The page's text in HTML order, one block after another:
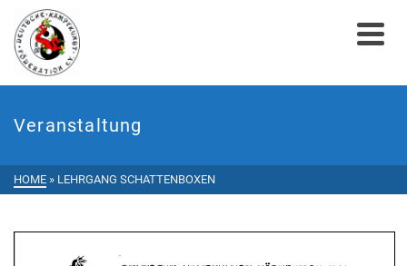
Veranstaltung
HOME » LEHRGANG SCHATTENBOXEN